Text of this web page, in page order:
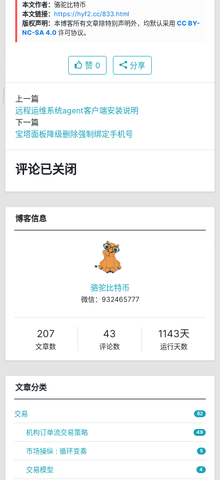
本文作者： 骆驼比特币
本文链接： https://hyf2.cc/833.html
版权声明： 本博客所有文章除特别声明外，均默认采用 CC BY-
NC-SA 4.0许可协议。
赞 0 分享
上一篇
远程运维系统agent客户端安装说明
下一篇
宝塔面板降级删除强制绑定手机号
评论已关闭
博客信息
骆驼比特币
微信：932465777
207
文章数
43
评论数
1143天
运行天数
文章分类
交易 82
机构订单流交易策略 49
市场操纵 : 循环变奏 5
交易模型 4